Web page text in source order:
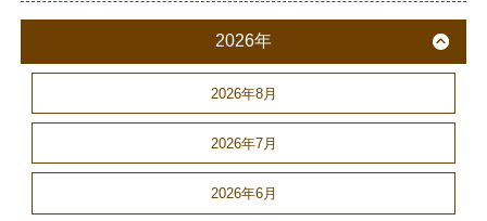
2026年
2026年8月
2026年7月
2026年6月